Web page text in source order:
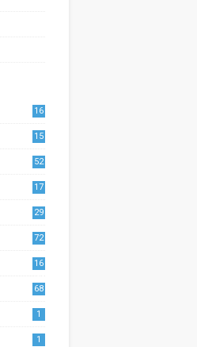
16
15
52
17
29
72
16
68
1
1